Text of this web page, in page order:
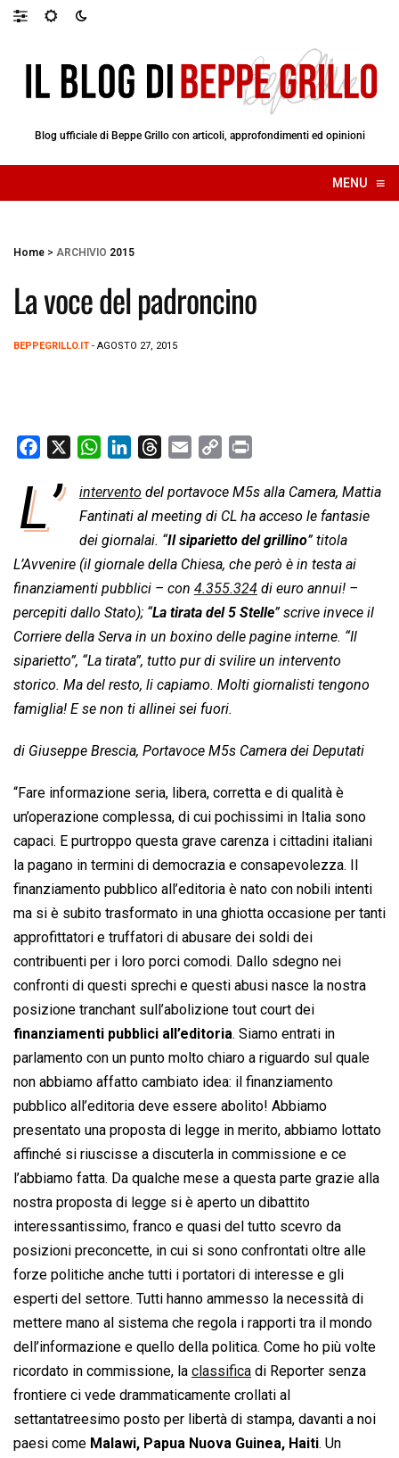
Blog ufficiale di Beppe Grillo con articoli, approfondimenti ed opinioni
MENU ≡
☰
Home > ARCHIVIO 2015
La voce del padroncino
BEPPEGRILLO.IT - AGOSTO 27, 2015
o
o
k
W
a
t
s
A
p
p
n
k
e
d
I
n
r
e
a
d
s
a
i
l
p
y
L
i
n
k
i
n
t
L’ intervento del portavoce M5s alla Camera, Mattia
Fantinati al meeting di CL ha acceso le fantasie
dei giornalai. “Il siparietto del grillino” titola
L’Avvenire (il giornale della Chiesa, che però è in testa ai
finanziamenti pubblici – con 4.355.324 di euro annui! –
percepiti dallo Stato); “La tirata del 5 Stelle” scrive invece il
Corriere della Serva in un boxino delle pagine interne. “Il
siparietto”, “La tirata”, tutto pur di svilire un intervento
storico. Ma del resto, li capiamo. Molti giornalisti tengono
famiglia! E se non ti allinei sei fuori.
di Giuseppe Brescia, Portavoce M5s Camera dei Deputati
“Fare informazione seria, libera, corretta e di qualità è
un’operazione complessa, di cui pochissimi in Italia sono
capaci. E purtroppo questa grave carenza i cittadini italiani
la pagano in termini di democrazia e consapevolezza. Il
finanziamento pubblico all’editoria è nato con nobili intenti
ma si è subito trasformato in una ghiotta occasione per tanti
approfittatori e truffatori di abusare dei soldi dei
contribuenti per i loro porci comodi. Dallo sdegno nei
confronti di questi sprechi e questi abusi nasce la nostra
posizione tranchant sull’abolizione tout court dei
finanziamenti pubblici all’editoria. Siamo entrati in
parlamento con un punto molto chiaro a riguardo sul quale
non abbiamo affatto cambiato idea: il finanziamento
pubblico all’editoria deve essere abolito! Abbiamo
presentato una proposta di legge in merito, abbiamo lottato
affinché si riuscisse a discuterla in commissione e ce
l’abbiamo fatta. Da qualche mese a questa parte grazie alla
nostra proposta di legge si è aperto un dibattito
interessantissimo, franco e quasi del tutto scevro da
posizioni preconcette, in cui si sono confrontati oltre alle
forze politiche anche tutti i portatori di interesse e gli
esperti del settore. Tutti hanno ammesso la necessità di
mettere mano al sistema che regola i rapporti tra il mondo
dell’informazione e quello della politica. Come ho più volte
ricordato in commissione, la classifica di Reporter senza
frontiere ci vede drammaticamente crollati al
settantatreesimo posto per libertà di stampa, davanti a noi
paesi come Malawi, Papua Nuova Guinea, Haiti. Un